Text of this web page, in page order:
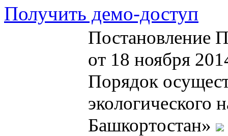
Получить демо-доступ
Постановление
от 18 ноября
Порядок
экологического
Башкортостан»